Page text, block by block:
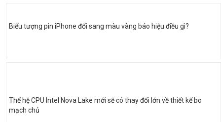
Biểu tượng pin iPhone đổi sang màu vàng báo hiệu điều gì?
Thế hệ CPU Intel Nova Lake mới sẽ có thay đổi lớn về thiết kế bo
mạch chủ